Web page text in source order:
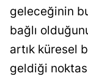
geleceğinin
bağlı
artık küresel
geldiği